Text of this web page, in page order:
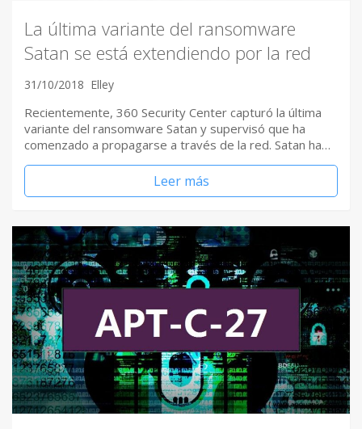
La última variante del ransomware
Satan se está extendiendo por la red
31/10/2018 Elley
Recientemente, 360 Security Center capturó la última
variante del ransomware Satan y supervisó que ha
comenzado a propagarse a través de la red. Satan ha…
Leer más